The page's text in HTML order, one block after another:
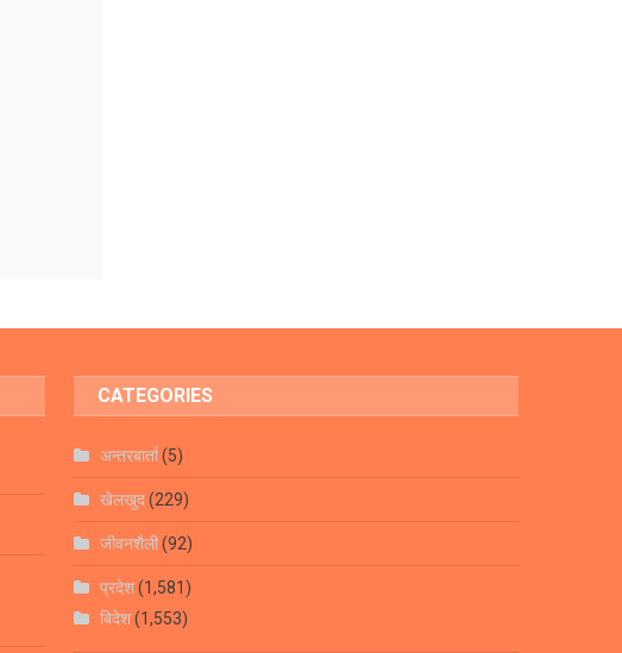
CATEGORIES
अन्तरबार्ता(5)
खेलखुद(229)
जीवनशैली(92)
प्रदेश(1,581)
बिदेश(1,553)